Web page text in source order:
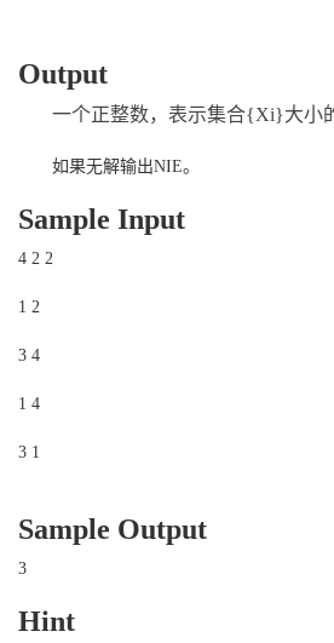
Output
一个正整数，表示集合{Xi}大小
如果无解输出NIE。
Sample Input
4 2 2
1 2
3 4
1 4
3 1
Sample Output
3
Hint